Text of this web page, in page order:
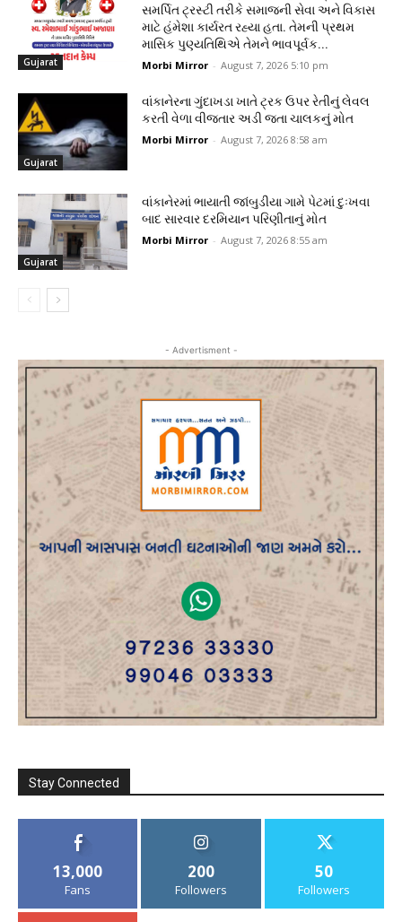
Gujarat
સમર્પિત ટ્રસ્ટી તરીકે સમાજની સેવા અને વિકાસ
માટે હંમેશા કાર્યરત રહ્યા હતા. તેમની પ્રથમ
માસિક પુણ્યતિથિએ તેમને ભાવપૂર્વક...
Morbi Mirror - August 7, 2026 5:10 pm
Gujarat
વાંકાનેરના ગુંદાખડા ખાતે ટ્રક ઉપર રેતીનું લેવલ
કરતી વેળા વીજતાર અડી જતા ચાલકનું મોત
Morbi Mirror - August 7, 2026 8:58 am
Gujarat
વાંકાનેરમાં ભાયાતી જાંબુડીયા ગામે પેટમાં દુઃખવા
બાદ સારવાર દરમિયાન પરિણીતાનું મોત
Morbi Mirror - August 7, 2026 8:55 am
- Advertisment -
Stay Connected
13,000
Fans
200
Followers
50
Followers